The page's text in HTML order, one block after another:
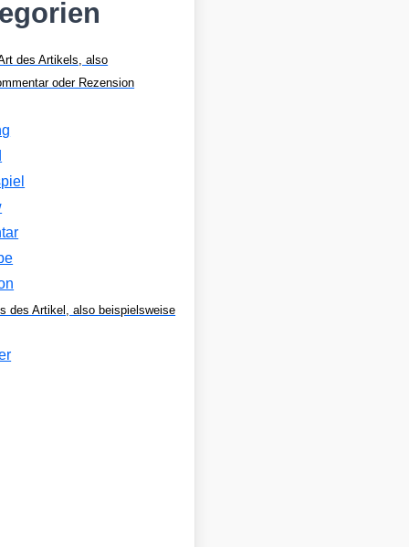
des Artikels, also
oder Rezension
des Artikel, also beispielsweise